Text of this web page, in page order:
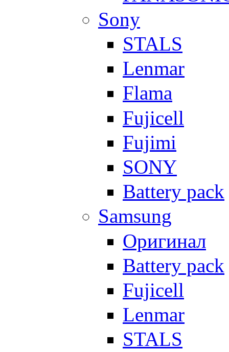
Sony
STALS
Lenmar
Flama
Fujicell
Fujimi
SONY
Battery pack
Samsung
Оригинал
Battery pack
Fujicell
Lenmar
STALS